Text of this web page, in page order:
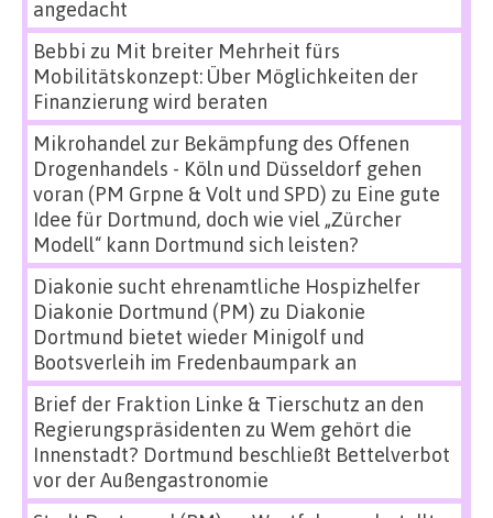
angedacht
Bebbi zu Mit breiter Mehrheit fürs
Mobilitätskonzept: Über Möglichkeiten der
Finanzierung wird beraten
Mikrohandel zur Bekämpfung des Offenen
Drogenhandels - Köln und Düsseldorf gehen
voran (PM Grpne & Volt und SPD) zu Eine gute
Idee für Dortmund, doch wie viel „Zürcher
Modell“ kann Dortmund sich leisten?
Diakonie sucht ehrenamtliche Hospizhelfer
Diakonie Dortmund (PM) zu Diakonie
Dortmund bietet wieder Minigolf und
Bootsverleih im Fredenbaumpark an
Brief der Fraktion Linke & Tierschutz an den
Regierungspräsidenten zu Wem gehört die
Innenstadt? Dortmund beschließt Bettelverbot
vor der Außengastronomie